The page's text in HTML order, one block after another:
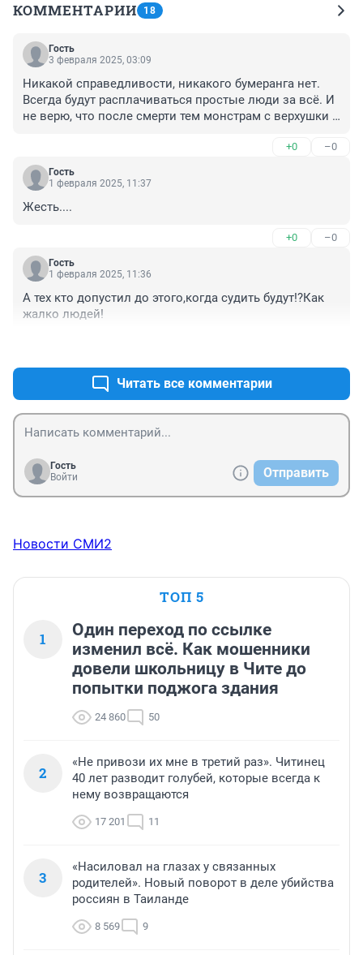
КОММЕНТАРИИ 18
Гость
3 февраля 2025, 03:09
Никакой справедливости, никакого бумеранга нет.
Всегда будут расплачиваться простые люди за всё. И
не верю, что после смерти тем монстрам с верхушки
+0 –0
Гость
1 февраля 2025, 11:37
Жесть....
+0 –0
Гость
1 февраля 2025, 11:36
А тех кто допустил до этого,когда судить будут!?Как
жалко людей!
Читать все комментарии
Гость
Войти
Отправить
Новости СМИ2
ТОП 5
1
Один переход по ссылке
изменил всё. Как мошенники
довели школьницу в Чите до
попытки поджога здания
24 860 50
2
«Не привози их мне в третий раз». Читинец
40 лет разводит голубей, которые всегда к
нему возвращаются
17 201 11
3
«Насиловал на глазах у связанных
родителей». Новый поворот в деле убийства
россиян в Таиланде
8 569 9